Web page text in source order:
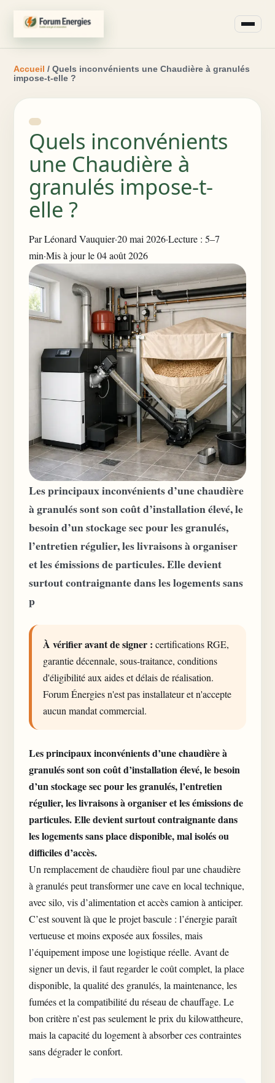
Accueil / Quels inconvénients une Chaudière à granulés
impose-t-elle ?
Quels inconvénients
une Chaudière à
granulés impose-t-
elle ?
ParLéonard Vauquier·20 mai 2026·Lecture : 5–7
min·Mis à jour le 04 août 2026
Les principaux inconvénients d’une chaudière
à granulés sont son coût d’installation élevé, le
besoin d’un stockage sec pour les granulés,
l’entretien régulier, les livraisons à organiser
et les émissions de particules. Elle devient
surtout contraignante dans les logements sans
p
À vérifier avant de signer : certifications RGE,
garantie décennale, sous-traitance, conditions
d'éligibilité aux aides et délais de réalisation.
Forum Énergies n'est pas installateur et n'accepte
aucun mandat commercial.
Les principaux inconvénients d’une chaudière à
granulés sont son coût d’installation élevé, le besoin
d’un stockage sec pour les granulés, l’entretien
régulier, les livraisons à organiser et les émissions de
particules. Elle devient surtout contraignante dans
les logements sans place disponible, mal isolés ou
difficiles d’accès.
Un remplacement de chaudière fioul par une chaudière
à granulés peut transformer une cave en local technique,
avec silo, vis d’alimentation et accès camion à anticiper.
C’est souvent là que le projet bascule : l’énergie paraît
vertueuse et moins exposée aux fossiles, mais
l’équipement impose une logistique réelle. Avant de
signer un devis, il faut regarder le coût complet, la place
disponible, la qualité des granulés, la maintenance, les
fumées et la compatibilité du réseau de chauffage. Le
bon critère n’est pas seulement le prix du kilowattheure,
mais la capacité du logement à absorber ces contraintes
sans dégrader le confort.